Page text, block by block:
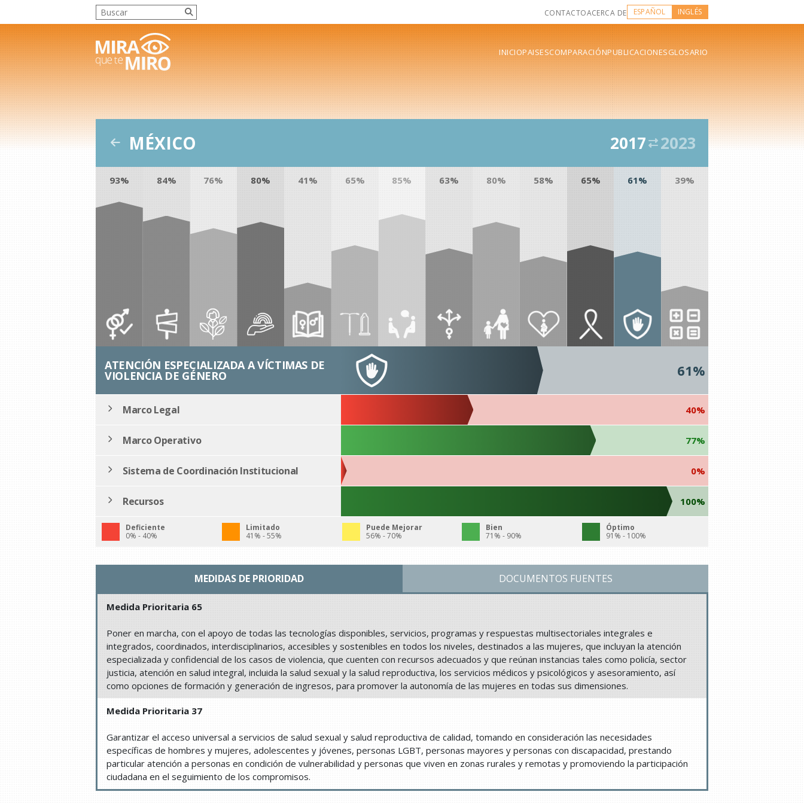
CONTACTOACERCA DE ESPAÑOL INGLÉS
INICIOPAISESCOMPARACIÓNPUBLICACIONESGLOSARIO
MÉXICO 2017 2023
93% 84% 76% 80% 41% 65% 85% 63% 80% 58% 65% 61% 39%
ATENCIÓN ESPECIALIZADA A VÍCTIMAS DE
VIOLENCIA DE GÉNERO 61%
Marco Legal 40%
Marco Operativo 77%
Sistema de Coordinación Institucional 0%
Recursos 100%
Deficiente
0% - 40%
Limitado
41% - 55%
Puede Mejorar
56% - 70%
Bien
71% - 90%
Óptimo
91% - 100%
MEDIDAS DE PRIORIDAD DOCUMENTOS FUENTES
Medida Prioritaria 65
Poner en marcha, con el apoyo de todas las tecnologías disponibles, servicios, programas y respuestas multisectoriales integrales e
integrados, coordinados, interdisciplinarios, accesibles y sostenibles en todos los niveles, destinados a las mujeres, que incluyan la atención
especializada y confidencial de los casos de violencia, que cuenten con recursos adecuados y que reúnan instancias tales como policía, sector
justicia, atención en salud integral, incluida la salud sexual y la salud reproductiva, los servicios médicos y psicológicos y asesoramiento, así
como opciones de formación y generación de ingresos, para promover la autonomía de las mujeres en todas sus dimensiones.
Medida Prioritaria 37
Garantizar el acceso universal a servicios de salud sexual y salud reproductiva de calidad, tomando en consideración las necesidades
específicas de hombres y mujeres, adolescentes y jóvenes, personas LGBT, personas mayores y personas con discapacidad, prestando
particular atención a personas en condición de vulnerabilidad y personas que viven en zonas rurales y remotas y promoviendo la participación
ciudadana en el seguimiento de los compromisos.